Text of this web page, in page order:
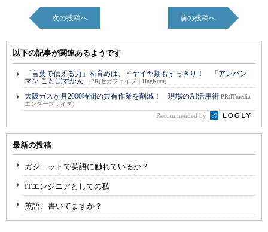
次の投稿へ 前の投稿へ
以下の記事が関連あるようです
「言葉で伝える力」を育めば、イヤイヤ期もすっきり！ 「アンパン
マン ことばずかん... PR(セガフェイブ｜HugKum)
大阪ガスが月2000時間の共有作業を削減！ 現場のAI活用術 PR(ITmedia
エンタープライズ)
Recommended by
最新の投稿
ガジェットで英語に触れているか？
ITエンジニアとしての私
英語、書いてますか？